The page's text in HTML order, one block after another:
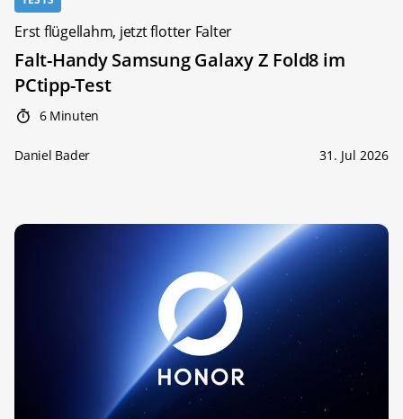
Erst flügellahm, jetzt flotter Falter
Falt-Handy Samsung Galaxy Z Fold8 im
PCtipp-Test
6 Minuten
Daniel Bader 31. Jul 2026